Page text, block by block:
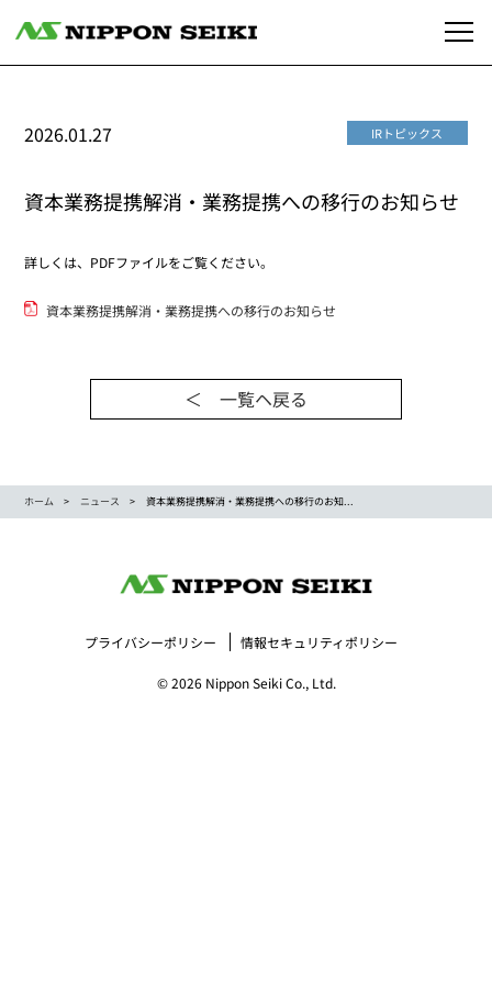
IRトピックス
2026.01.27
資本業務提携解消・業務提携への移行のお知らせ
詳しくは、PDFファイルをご覧ください。
資本業務提携解消・業務提携への移行のお知らせ
＜ 一覧ヘ戻る
ホーム ニュース 資本業務提携解消・業務提携への移行のお知...
プライバシーポリシー 情報セキュリティポリシー
© 2026 Nippon Seiki Co., Ltd.